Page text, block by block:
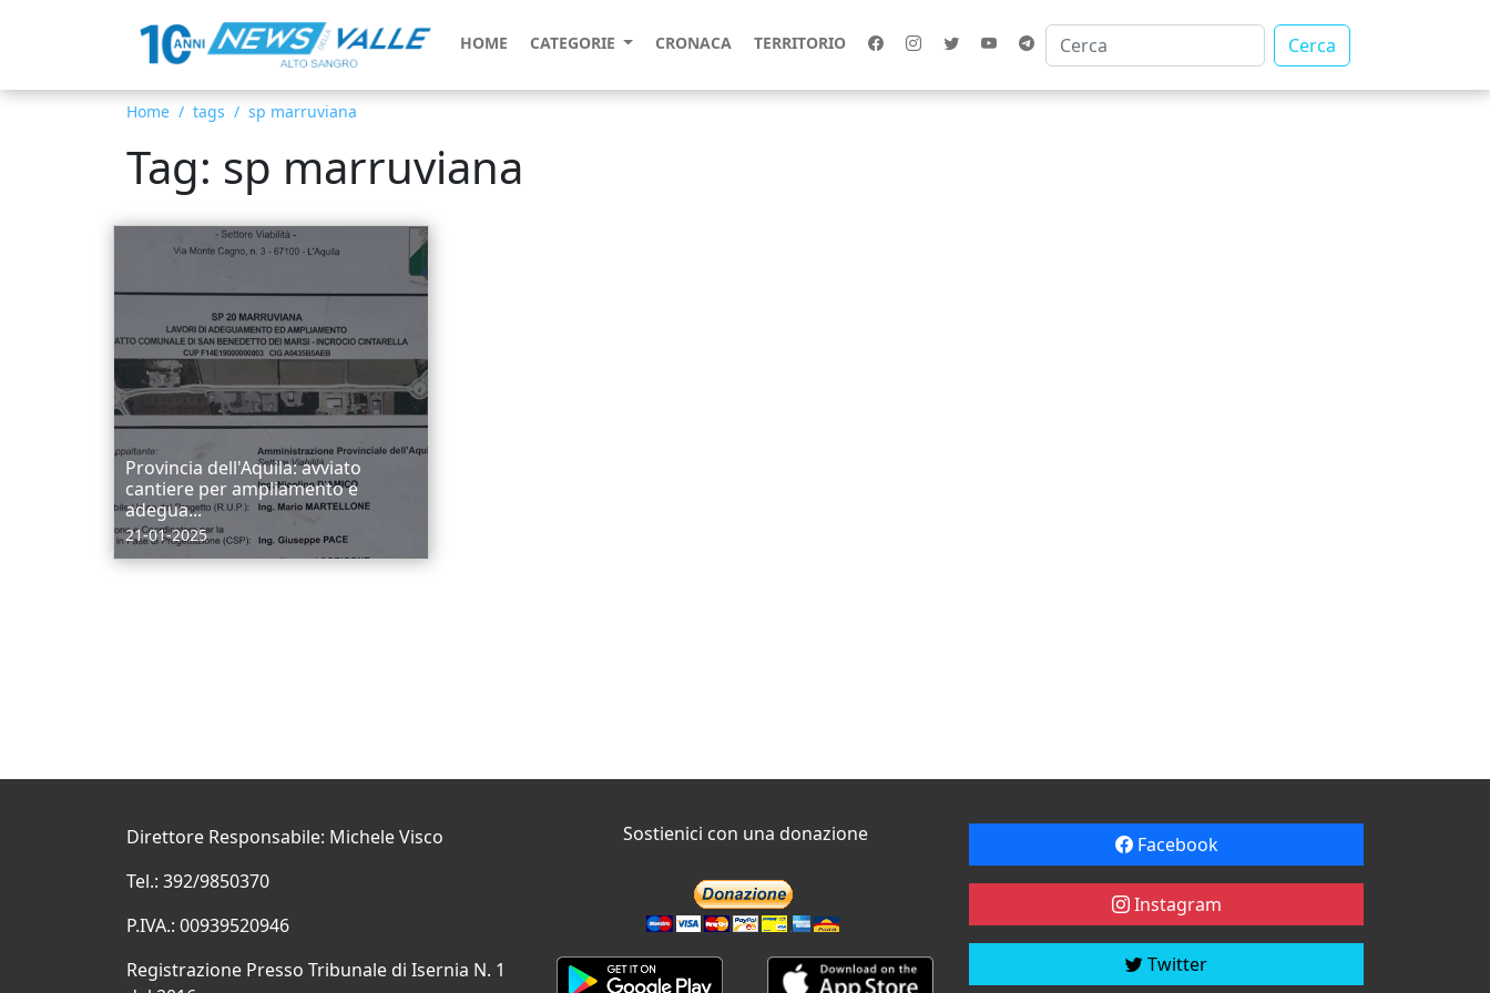
HOME CATEGORIE CRONACA TERRITORIO Cerca
Home tags sp marruviana
Tag: sp marruviana
Provincia dell'Aquila: avviato
cantiere per ampliamento e
adegua...
21-01-2025
Direttore Responsabile: Michele Visco
Tel.: 392/9850370
P.IVA.: 00939520946
Registrazione Presso Tribunale di Isernia N. 1
Sostienici con una donazione Facebook
Instagram
Twitter